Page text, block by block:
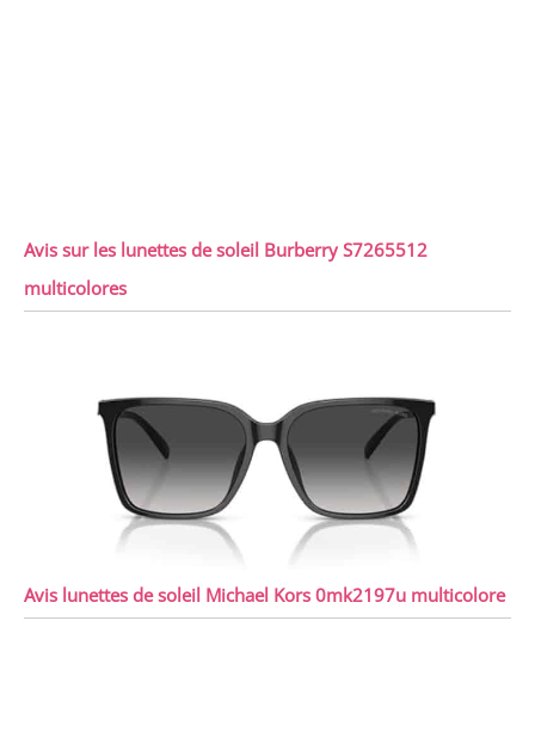
Avis sur les lunettes de soleil Burberry S7265512
multicolores
Avis lunettes de soleil Michael Kors 0mk2197u multicolore